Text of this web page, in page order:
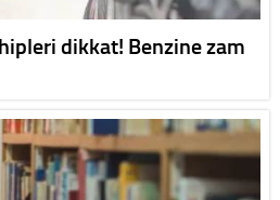
dikkat! Benzine zam